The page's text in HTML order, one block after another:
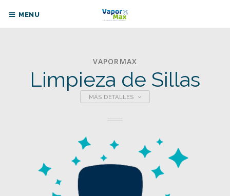
MENU
VAPORMAX
Limpieza de Sillas
MÁS DETALLES